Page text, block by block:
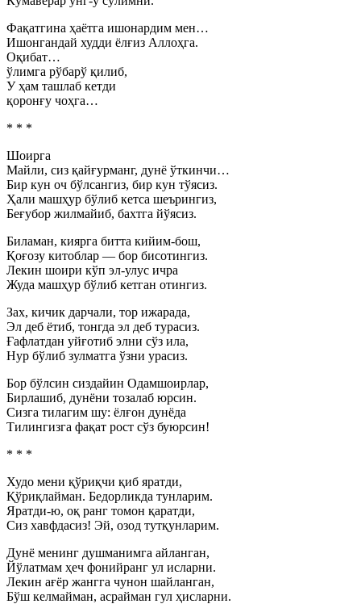
Фақатгина ҳаётга ишонардим мен…
Ишонгандай худди ёлғиз Аллоҳга.
Оқибат…
ўлимга рўбарў қилиб,
У ҳам ташлаб кетди
қоронғу чоҳга…
* * *
Шоирга
Майли, сиз қайғурманг, дунё ўткинчи…
Бир кун оч бўлсангиз, бир кун тўясиз.
Ҳали машҳур бўлиб кетса шеърингиз,
Беғубор жилмайиб, бахтга йўясиз.
Биламан, киярга битта кийим-бош,
Қоғозу китоблар — бор бисотингиз.
Лекин шоири кўп эл-улус ичра
Жуда машҳур бўлиб кетган отингиз.
Зах, кичик дарчали, тор ижарада,
Эл деб ётиб, тонгда эл деб турасиз.
Ғафлатдан уйғотиб элни сўз ила,
Нур бўлиб зулматга ўзни урасиз.
Бор бўлсин сиздайин Одамшоирлар,
Бирлашиб, дунёни тозалаб юрсин.
Сизга тилагим шу: ёлғон дунёда
Тилингизга фақат рост сўз буюрсин!
* * *
Худо мени қўриқчи қиб яратди,
Қўриқлайман. Бедорликда тунларим.
Яратди-ю, оқ ранг томон қаратди,
Сиз хавфдасиз! Эй, озод тутқунларим.
Дунё менинг душманимга айланган,
Йўлатмам ҳеч фонийранг ул исларни.
Лекин ағёр жангга чунон шайланган,
Бўш келмайман, асрайман гул ҳисларни.